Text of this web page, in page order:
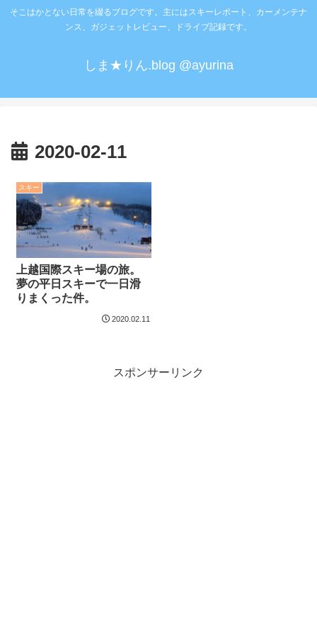
そこはかとない日常を綴るブログです。主にはスキーレポート、カーメンテナ
ンス、ガジェットレビュー、ドライブ記録です。
しま★りん.blog @ayurina
2020-02-11
スキー
上越国際スキー場の旅。
夢の平日スキーで一日滑
りまくった件。
2020.02.11
スポンサーリンク